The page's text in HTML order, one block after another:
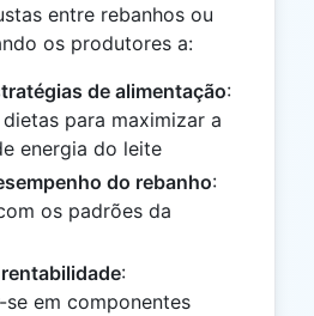
entre rebanhos ou
os produtores a:
de alimentação:
para maximizar a
energia do leite
do rebanho:
os padrões da
:
se em componentes